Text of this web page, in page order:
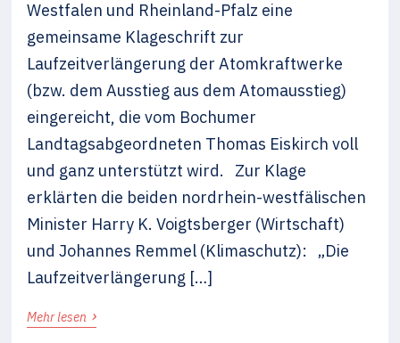
Westfalen und Rheinland-Pfalz eine
gemeinsame Klageschrift zur
Laufzeitverlängerung der Atomkraftwerke
(bzw. dem Ausstieg aus dem Atomausstieg)
eingereicht, die vom Bochumer
Landtagsabgeordneten Thomas Eiskirch voll
und ganz unterstützt wird. Zur Klage
erklärten die beiden nordrhein-westfälischen
Minister Harry K. Voigtsberger (Wirtschaft)
und Johannes Remmel (Klimaschutz): „Die
Laufzeitverlängerung […]
Mehr lesen ›